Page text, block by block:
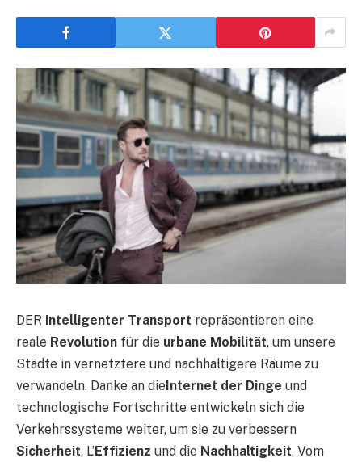
DER intelligenter Transport repräsentieren eine
reale Revolution für die urbane Mobilität, um unsere
Städte in vernetztere und nachhaltigere Räume zu
verwandeln. Danke an dieInternet der Dinge und
technologische Fortschritte entwickeln sich die
Verkehrssysteme weiter, um sie zu verbessern
Sicherheit, L’Effizienz und die Nachhaltigkeit. Vom